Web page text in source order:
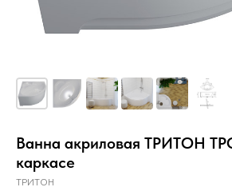
Ванна акриловая ТРИТОН
каркасе
ТРИТОН